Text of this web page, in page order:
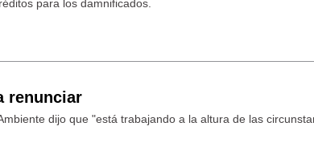
para los damnificados.
renunciar
dijo que "está trabajando a la altura de las